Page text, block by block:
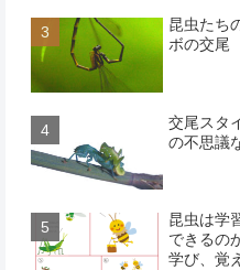
昆虫た
ボの交尾
交尾スタ
の不思議
昆虫は学
できるの
学び、覚